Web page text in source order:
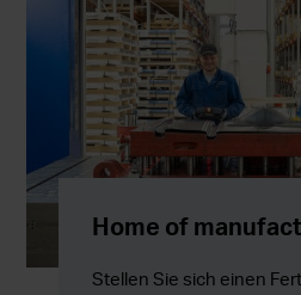
Home of
Stellen Sie sich einen